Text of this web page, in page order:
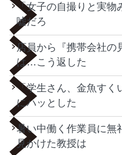
「女子の自撮りと実
嘘だろ
店員から『携帯会社の
は…こう返した
「学生さん、金魚すく
にハッとした
暑い中働く作業員に無
見かけた教授は